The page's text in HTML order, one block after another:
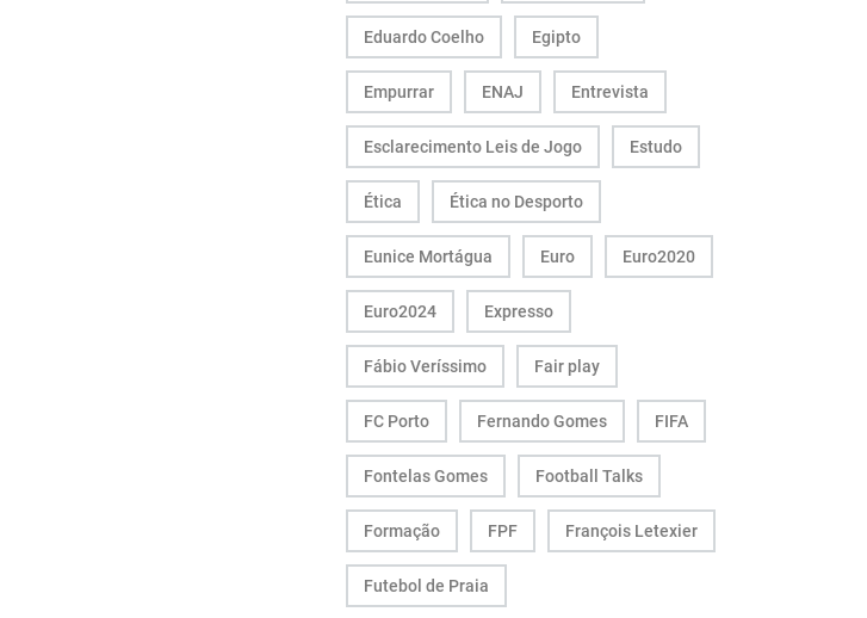
Eduardo Coelho Egipto
Empurrar ENAJ Entrevista
Esclarecimento Leis de Jogo Estudo
Ética Ética no Desporto
Eunice Mortágua Euro Euro2020
Euro2024 Expresso
Fábio Veríssimo Fair play
FC Porto Fernando Gomes FIFA
Fontelas Gomes Football Talks
Formação FPF François Letexier
Futebol de Praia